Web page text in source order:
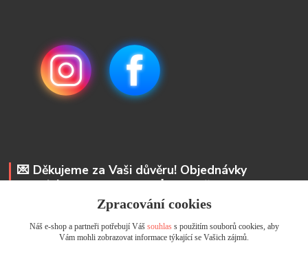
💌 Děkujeme za Vaši důvěru! Objednávky
odesíláme do 48 hodin. 📩 Na vaše e-maily
odpovíme do 24 hodin.
Andrea Kyselová DiS.
+ 420 737 352 681
Zpracování cookies
Náš e-shop a partneři potřebují Váš souhlass použitím souborů cookies, aby
Vám mohli zobrazovat informace týkající se Vašich zájmů.